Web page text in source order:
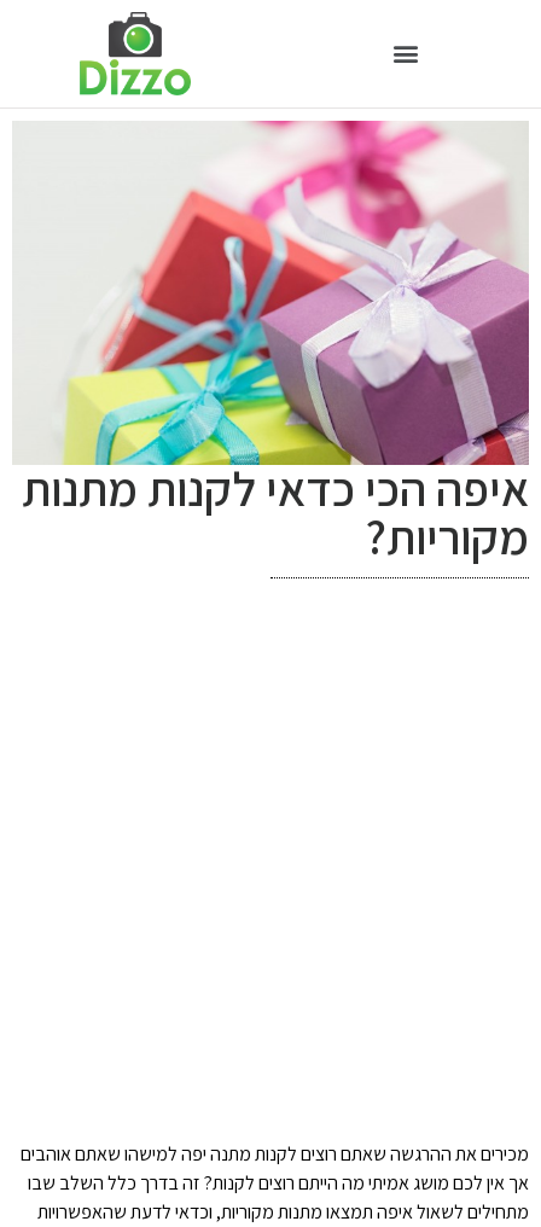
איפה הכי כדאי לקנות מתנות
מקוריות?
מכירים את ההרגשה שאתם רוצים לקנות מתנה יפה למישהו שאתם אוהבים
אך אין לכם מושג אמיתי מה הייתם רוצים לקנות?זה בדרך כלל השלב שבו
מתחילים לשאול איפה תמצאו מתנות מקוריות, וכדאי לדעת שהאפשרויות